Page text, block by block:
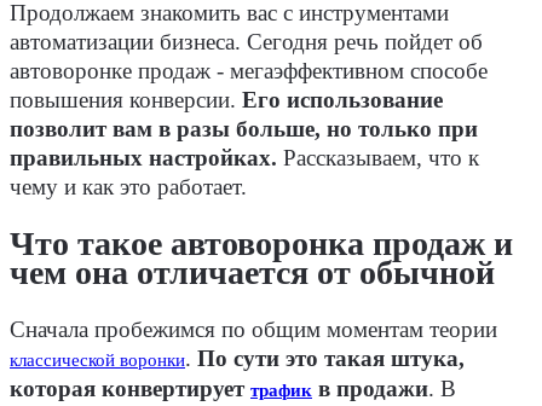
Продолжаем знакомить вас с инструментами
автоматизации бизнеса. Сегодня речь пойдет об
автоворонке продаж - мегаэффективном способе
повышения конверсии. Его использование
позволит вам в разы больше, но только при
правильных настройках. Рассказываем, что к
чему и как это работает.
Что такое автоворонка продаж и
чем она отличается от обычной
Сначала пробежимся по общим моментам теории
классической воронки. По сути это такая штука,
которая конвертирует трафик в продажи. В